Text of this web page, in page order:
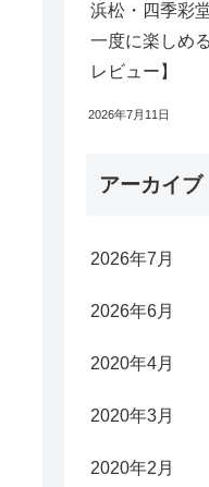
浜松・四季彩
一度に楽しめ
レビュー】
2026年7月11日
アーカイブ
2026年7月
2026年6月
2020年4月
2020年3月
2020年2月